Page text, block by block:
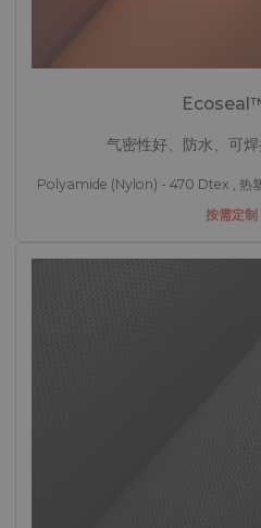
气密性好、防水、可
Polyamide (Nylon) - 470 Dtex , 热
按需定制